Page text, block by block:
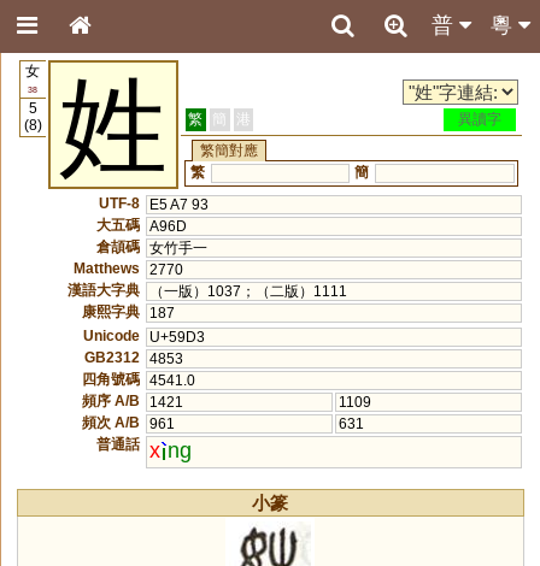
粵
普
女
38
5
(8)
姓 繁 簡 港
異讀字
繁簡對應
繁
簡
UTF-8
E5 A7 93
大五碼 A96D
倉頡碼 女竹手一
Matthews
2770
漢語大字典
（一版）1037；（二版）1111
康熙字典
187
Unicode
U+59D3
GB2312
4853
四角號碼 4541.0
頻序 A/B
1421
1109
頻次 A/B
961
631
普通話 x ng
小篆